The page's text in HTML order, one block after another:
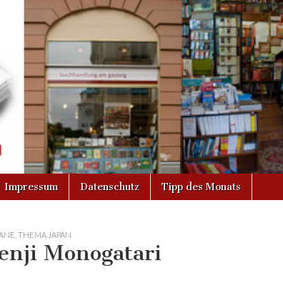
Impressum Datenschutz Tipp des Monats
THEMA JAPAN
Monogatari